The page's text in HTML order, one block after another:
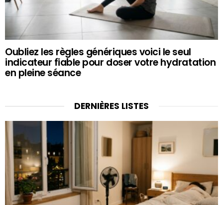
Oubliez les règles génériques voici le seul
indicateur fiable pour doser votre hydratation
en pleine séance
DERNIÈRES LISTES